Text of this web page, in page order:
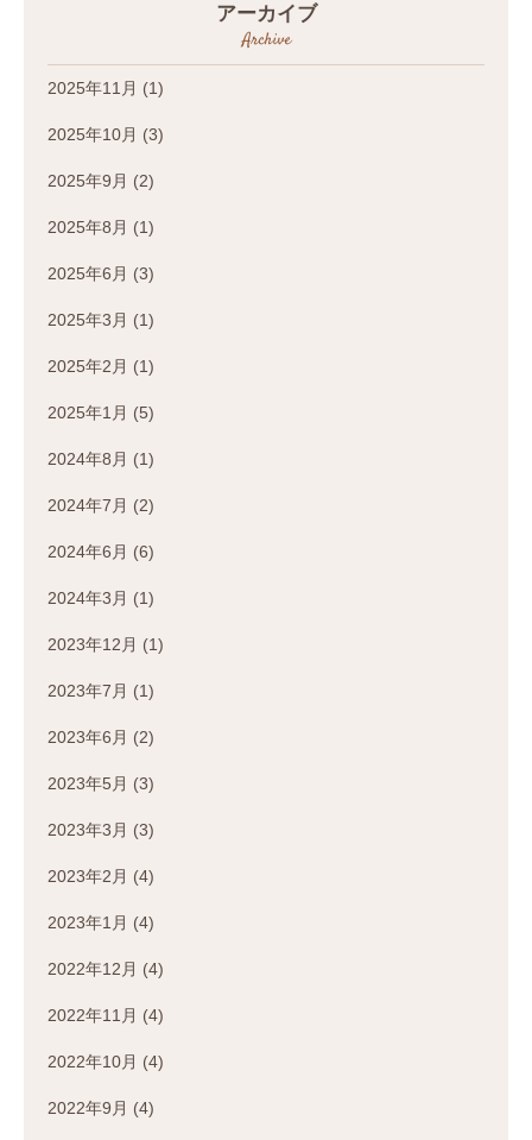
アーカイブ
Archive
2025年11月 (1)
2025年10月 (3)
2025年9月 (2)
2025年8月 (1)
2025年6月 (3)
2025年3月 (1)
2025年2月 (1)
2025年1月 (5)
2024年8月 (1)
2024年7月 (2)
2024年6月 (6)
2024年3月 (1)
2023年12月 (1)
2023年7月 (1)
2023年6月 (2)
2023年5月 (3)
2023年3月 (3)
2023年2月 (4)
2023年1月 (4)
2022年12月 (4)
2022年11月 (4)
2022年10月 (4)
2022年9月 (4)